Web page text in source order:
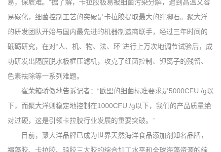
易，保质难。”据了解，卡拉胶极易被细菌污染分解，遇到高温又容
易碳化，细菌控制工艺的突破是卡拉胶提取最大的绊脚石。聚大洋
的研发团队开始与国内最先进的机器制造商联手，经过三年时间的
砥砺研究，在对“人、机、物、法、环”进行上万次地调节试验后，成
功研发出隔膜脱水板框压滤机，攻克了细菌控制、钾离子的残留、
色素祛除等一系列难题。
崔荣箱骄傲地告诉记者：“欧盟的细菌标准要求是5000CFU /g以
下，而聚大洋则稳定地控制在1000CFU /g以下，我们的产品质量绝
对过硬，这是引领卡拉胶行业发展的重要突破。”
目前，聚大洋品牌已成为世界天然海洋食品添加剂知名品牌，
褐藻胶、卡拉胶、琼胶三大胶的综合加工水平和全球海藻资源的综